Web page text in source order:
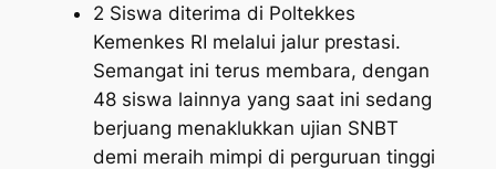
​2 Siswa diterima di Poltekkes
Kemenkes RI melalui jalur prestasi.
Semangat ini terus membara, dengan
48 siswa lainnya yang saat ini sedang
berjuang menaklukkan ujian SNBT
demi meraih mimpi di perguruan tinggi